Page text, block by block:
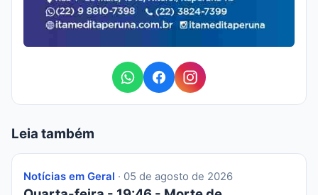
Leia também
Notícias em Geral · 05 de agosto de 2026